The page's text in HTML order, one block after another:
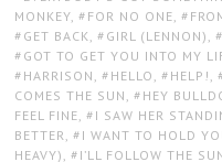
MONKEY, FOR NO ONE,
GET BACK, GIRL (LENNON) ,
GOT TO GET YOU INTO MY
HARRISON , HELLO , HELP! ,
COMES THE SUN , HEY
FEEL FINE, I SAW HER
BETTER, I WANT TO HOLD
HEAVY) , I’LL FOLLOW THE